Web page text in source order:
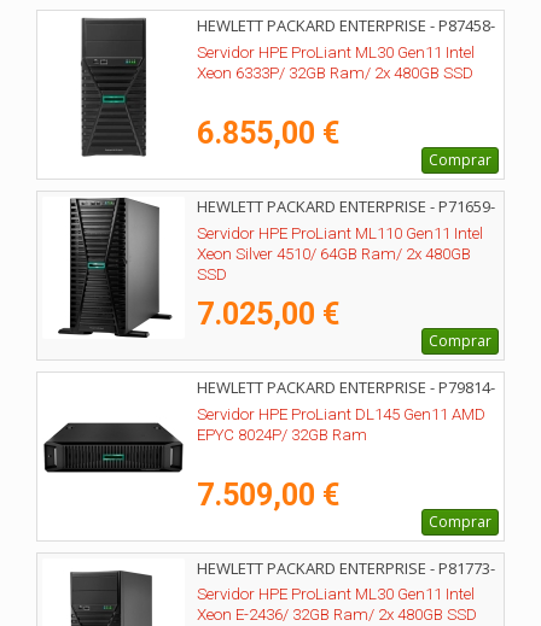
HEWLETT PACKARD ENTERPRISE - P87458-
425
Servidor HPE ProLiant ML30 Gen11 Intel
Xeon 6333P/ 32GB Ram/ 2x 480GB SSD
6.855,00 €
Comprar
HEWLETT PACKARD ENTERPRISE - P71659-
425
Servidor HPE ProLiant ML110 Gen11 Intel
Xeon Silver 4510/ 64GB Ram/ 2x 480GB
SSD
7.025,00 €
Comprar
HEWLETT PACKARD ENTERPRISE - P79814-
425
Servidor HPE ProLiant DL145 Gen11 AMD
EPYC 8024P/ 32GB Ram
7.509,00 €
Comprar
HEWLETT PACKARD ENTERPRISE - P81773-
425
Servidor HPE ProLiant ML30 Gen11 Intel
Xeon E-2436/ 32GB Ram/ 2x 480GB SSD